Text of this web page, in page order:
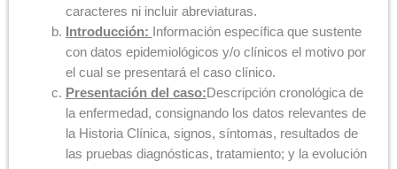
caracteres ni incluir abreviaturas.
Introducción:
Información específica que sustente
con datos epidemiológicos y/o clínicos el motivo por
el cual se presentará el caso clínico.
Presentación del caso:Descripción cronológica de
la enfermedad, consignando los datos relevantes de
la Historia Clínica, signos, síntomas, resultados de
las pruebas diagnósticas, tratamiento; y la evolución